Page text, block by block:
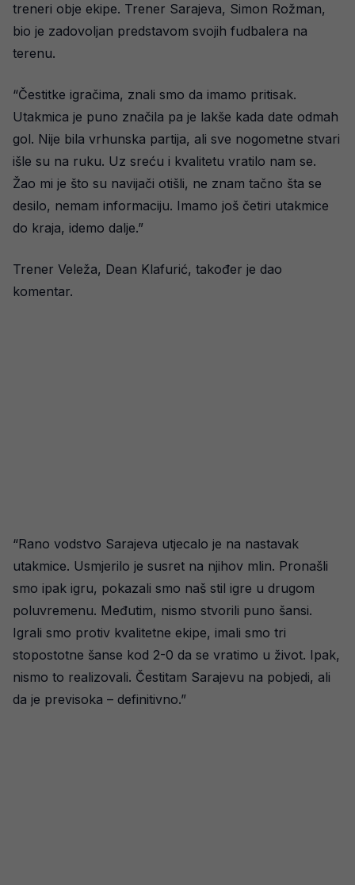
treneri obje ekipe. Trener Sarajeva, Simon Rožman,
bio je zadovoljan predstavom svojih fudbalera na
terenu.
“Čestitke igračima, znali smo da imamo pritisak.
Utakmica je puno značila pa je lakše kada date odmah
gol. Nije bila vrhunska partija, ali sve nogometne stvari
išle su na ruku. Uz sreću i kvalitetu vratilo nam se.
Žao mi je što su navijači otišli, ne znam tačno šta se
desilo, nemam informaciju. Imamo još četiri utakmice
do kraja, idemo dalje.”
Trener Veleža, Dean Klafurić, također je dao
komentar.
“Rano vodstvo Sarajeva utjecalo je na nastavak
utakmice. Usmjerilo je susret na njihov mlin. Pronašli
smo ipak igru, pokazali smo naš stil igre u drugom
poluvremenu. Međutim, nismo stvorili puno šansi.
Igrali smo protiv kvalitetne ekipe, imali smo tri
stopostotne šanse kod 2-0 da se vratimo u život. Ipak,
nismo to realizovali. Čestitam Sarajevu na pobjedi, ali
da je previsoka – definitivno.”